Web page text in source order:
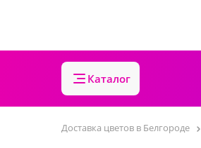
Каталог
Доставка цветов в Белгороде